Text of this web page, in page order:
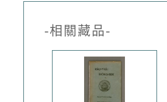
-相關藏品-